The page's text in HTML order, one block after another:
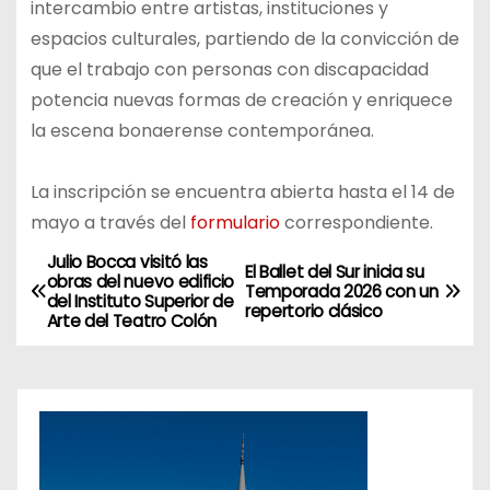
intercambio entre artistas, instituciones y
espacios culturales, partiendo de la convicción de
que el trabajo con personas con discapacidad
potencia nuevas formas de creación y enriquece
la escena bonaerense contemporánea.
La inscripción se encuentra abierta hasta el 14 de
mayo a través del formulariocorrespondiente.
N
a
e
El Ballet del Sur inicia su
Temporada 2026 con un
repertorio clásico
Julio Bocca visitó las
obras del nuevo edificio
del Instituto Superior de
Arte del Teatro Colón